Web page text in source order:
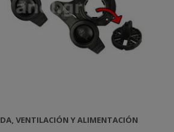
VENTILACIÓN Y ALIMENTACIÓN